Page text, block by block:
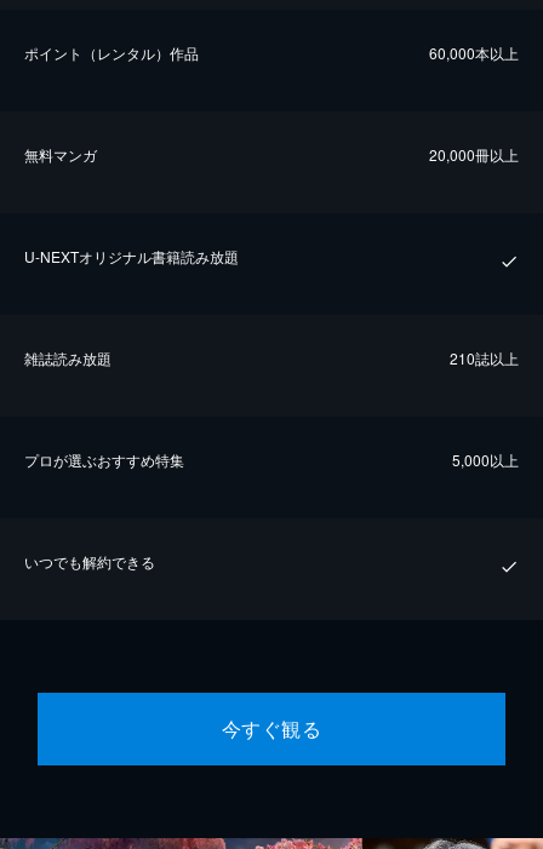
ポイント（レンタル）作品 60,000本以上
無料マンガ 20,000冊以上
U-NEXTオリジナル書籍読み放題
雑誌読み放題 210誌以上
プロが選ぶおすすめ特集 5,000以上
いつでも解約できる
今すぐ観る